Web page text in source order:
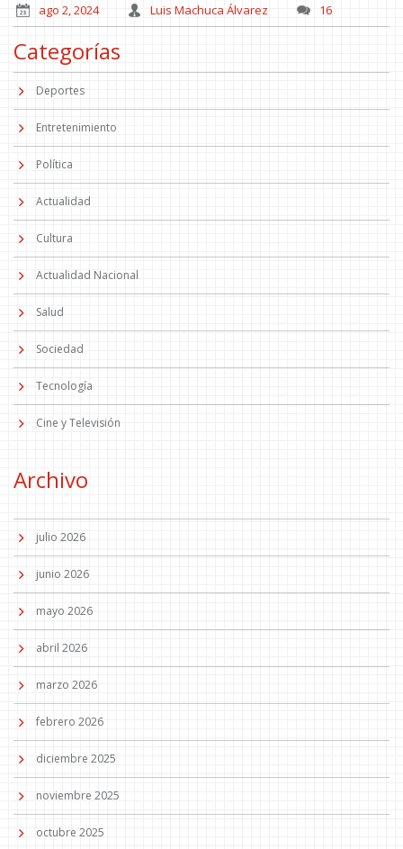
ago 2, 2024 Luis Machuca Álvarez 16
Categorías
Deportes
Entretenimiento
Política
Actualidad
Cultura
Actualidad Nacional
Salud
Sociedad
Tecnología
Cine y Televisión
Archivo
julio 2026
junio 2026
mayo 2026
abril 2026
marzo 2026
febrero 2026
diciembre 2025
noviembre 2025
octubre 2025